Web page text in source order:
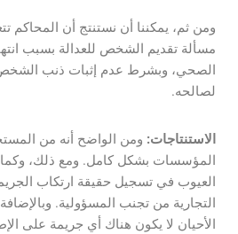
ومن ثم، يمكننا أن نستنتج أن
مسألة تقديم الشخص للعدالة بسبب
الصحي، وبشرط عدم إثبات ذنب
لصالحه.
الاستنتاجات: ومن الواضح أنه من
المؤسسات بشكل كامل. ومع ذلك،
العيوب في تسجيل حقيقة ارتكاب
التجارية من تجنب المسؤولية.
الأحيان لا يكون هناك أي جريمة على